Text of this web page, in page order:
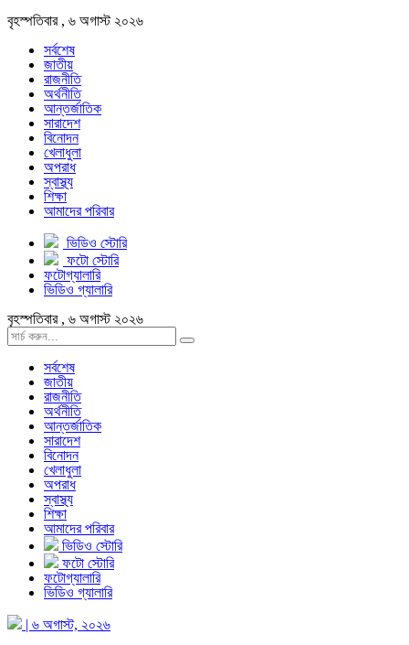
বৃহস্পতিবার , ৬ অগাস্ট ২০২৬
সর্বশেষ
জাতীয়
রাজনীতি
অর্থনীতি
আন্তর্জাতিক
সারাদেশ
বিনোদন
খেলাধুলা
অপরাধ
স্বাস্থ্য
শিক্ষা
আমাদের পরিবার
ভিডিও স্টোরি
ফটো স্টোরি
ফটোগ্যালারি
ভিডিও গ্যালারি
বৃহস্পতিবার , ৬ অগাস্ট ২০২৬
সর্বশেষ
জাতীয়
রাজনীতি
অর্থনীতি
আন্তর্জাতিক
সারাদেশ
বিনোদন
খেলাধুলা
অপরাধ
স্বাস্থ্য
শিক্ষা
আমাদের পরিবার
ভিডিও স্টোরি
ফটো স্টোরি
ফটোগ্যালারি
ভিডিও গ্যালারি
| ৬ অগাস্ট, ২০২৬